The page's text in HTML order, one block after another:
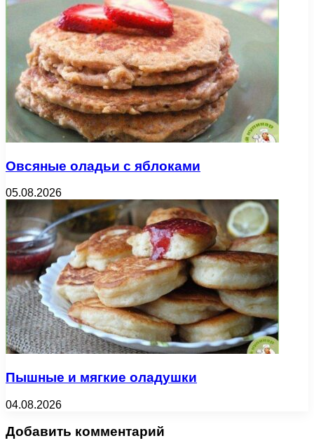
Овсяные оладьи с яблоками
05.08.2026
Пышные и мягкие оладушки
04.08.2026
Добавить комментарий